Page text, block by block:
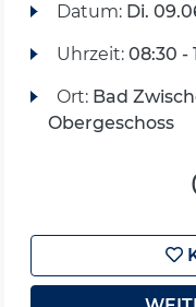
Datum: Di.
Uhrzeit: 08:30 -
Ort: Bad
Obergeschoss